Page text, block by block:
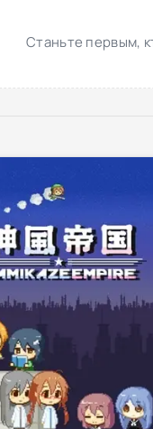
Станьте первым,